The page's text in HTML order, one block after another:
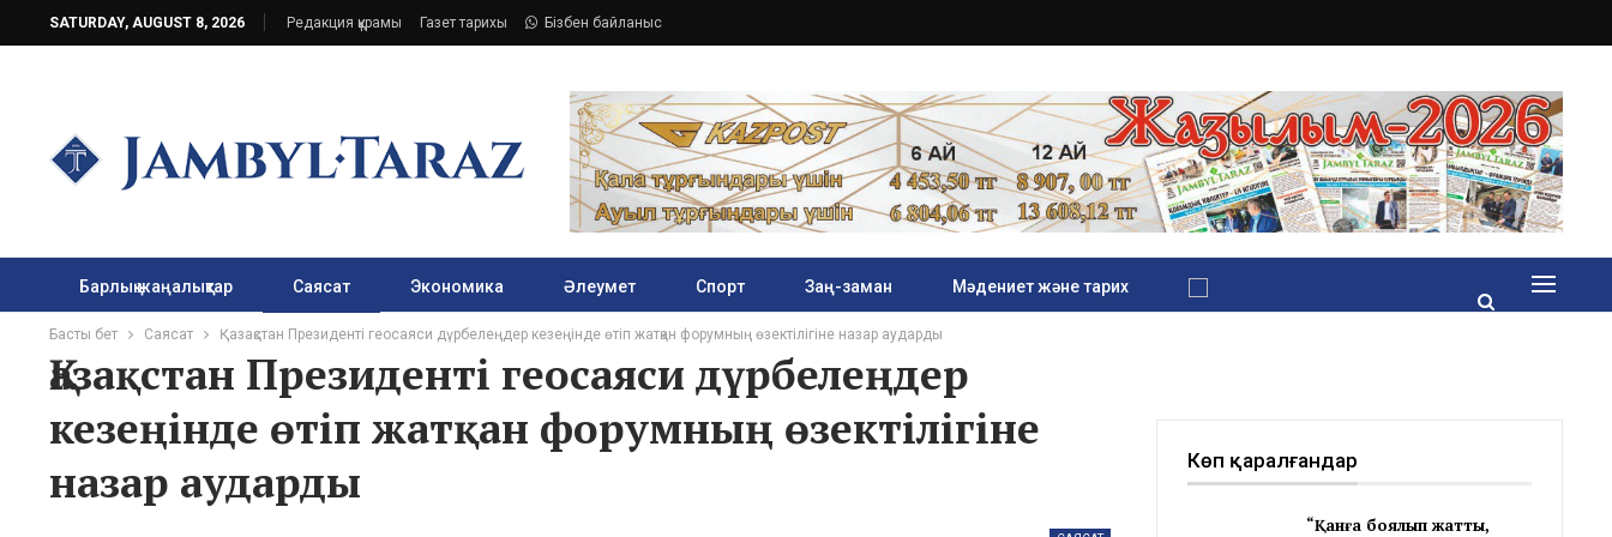
SATURDAY, AUGUST 8, 2026 Редакция құрамы Газет тарихы Бізбен байланыс
Барлық жаңалықтар Саясат Экономика Әлеумет Спорт Заң-заман Мәдениет және тарих
Басты бет Саясат Қазақстан Президенті геосаяси дүрбелеңдер кезеңінде өтіп жатқан форумның өзектілігіне назар аударды
Қазақстан Президенті геосаяси дүрбелеңдер
кезеңінде өтіп жатқан форумның өзектілігіне
назар аударды
Көп қаралғандар
“Қанға боялып жатты,